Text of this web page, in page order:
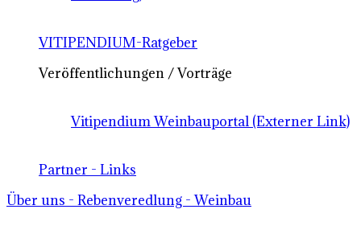
VITIPENDIUM-Ratgeber
Veröffentlichungen / Vorträge
Vitipendium Weinbauportal (Externer Link)
Partner - Links
Über uns - Rebenveredlung - Weinbau